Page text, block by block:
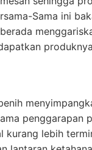
Sama ini
penggarapan
kurang lebih